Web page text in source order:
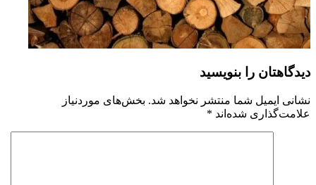
دیدگاهتان را بنویسید
نشانی ایمیل شما منتشر نخواهد شد. بخش‌های موردنیاز
علامت‌گذاری شده‌اند *